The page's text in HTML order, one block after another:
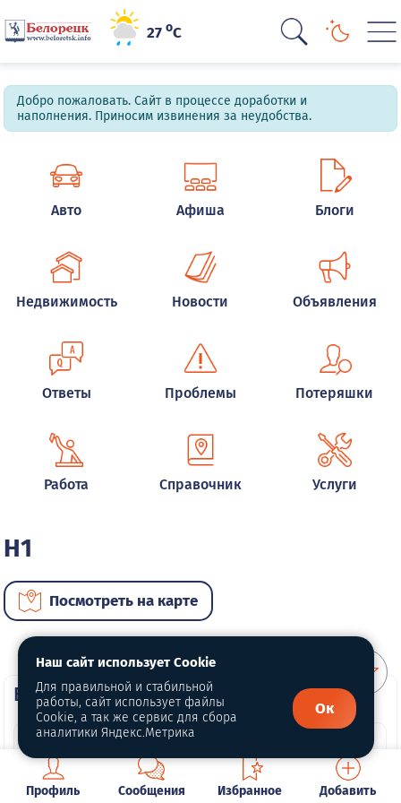
27oC
Добро пожаловать. Сайт в процессе доработки и
наполнения. Приносим извинения за неудобства.
Авто Афиша Блоги
Недвижимость Новости Объявления
Ответы Проблемы Потеряшки
Работа Справочник Услуги
H1
Посмотреть на карте
ВИП автомобили
Профиль Сообщения Избранное Добавить
Наш сайт использует Cookie
Для правильной и стабильной
работы, сайт использует файлы
Cookie, а так же сервис для сбора
аналитики Яндекс.Метрика
Ок